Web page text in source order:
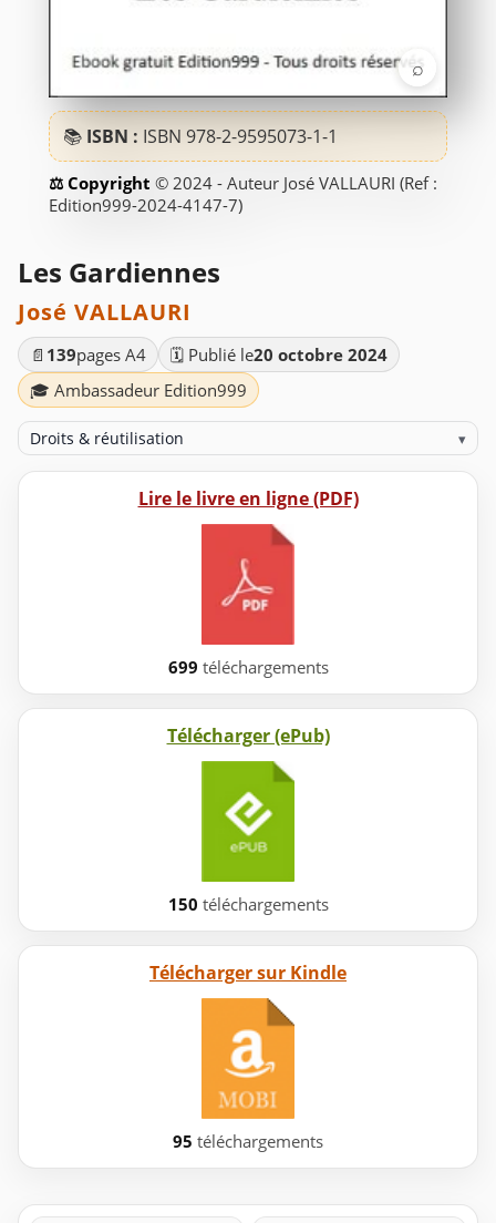
⌕
📚 ISBN : ISBN 978-2-9595073-1-1
© 2024 - Auteur José VALLAURI (Ref :
Edition999-2024-4147-7)
Les Gardiennes
José VALLAURI
📄 139pages A4 🗓️ Publié le20 octobre 2024
🎓 Ambassadeur Edition999
Droits & réutilisation ▾
Lire le livre en ligne (PDF)
699 téléchargements
Télécharger (ePub)
150 téléchargements
Télécharger sur Kindle
95 téléchargements